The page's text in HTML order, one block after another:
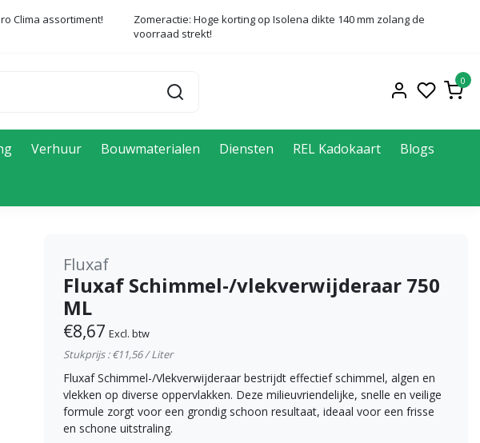
Clima assortiment!
Zomeractie: Hoge korting op Isolena dikte 140 mm zolang de
voorraad strekt!
0
Verhuur Bouwmaterialen Diensten REL Kadokaart Blogs
Fluxaf
Fluxaf Schimmel-/vlekverwijderaar 750
ML
€8,67 Excl. btw
Stukprijs : €11,56 / Liter
Fluxaf Schimmel-/Vlekverwijderaar bestrijdt effectief schimmel, algen en
vlekken op diverse oppervlakken. Deze milieuvriendelijke, snelle en veilige
formule zorgt voor een grondig schoon resultaat, ideaal voor een frisse
en schone uitstraling.